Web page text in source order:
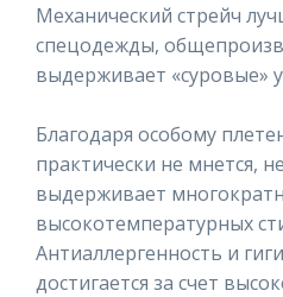
Механический стрейч
спецодежды,
выдерживает «суровые»
Благодаря особому
практически не мнется,
выдерживает
высокотемпературных
Антиаллергенность и
достигается за счет